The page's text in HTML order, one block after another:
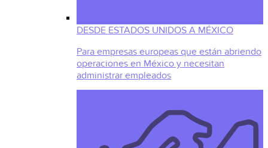
DESDE ESTADOS UNIDOS A MÉXICO
Para empresas europeas que están abriendo
operaciones en México y necesitan
administrar empleados